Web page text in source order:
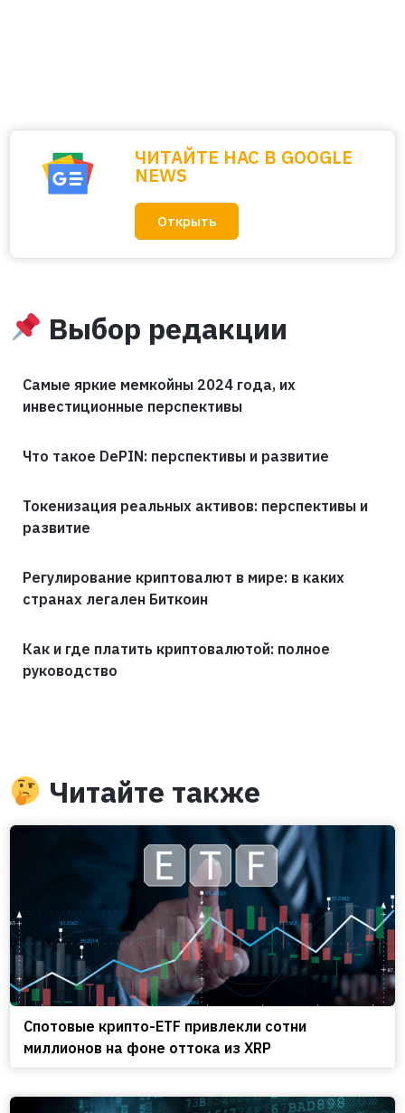
ЧИТАЙТЕ НАС В GOOGLE
NEWS
Открыть
Выбор редакции
Самые яркие мемкойны 2024 года, их
инвестиционные перспективы
Что такое DePIN: перспективы и развитие
Токенизация реальных активов: перспективы и
развитие
Регулирование криптовалют в мире: в каких
странах легален Биткоин
Как и где платить криптовалютой: полное
руководство
Читайте также
Спотовые крипто-ETF привлекли сотни
миллионов на фоне оттока из XRP